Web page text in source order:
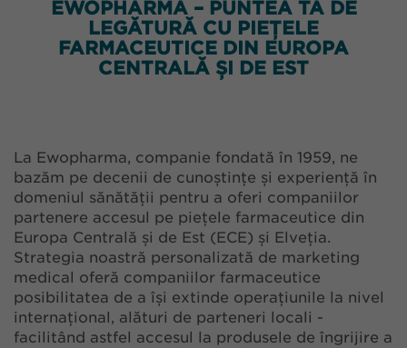
EWOPHARMA – PUNTEA TA DE
LEGĂTURĂ CU PIEȚELE
FARMACEUTICE DIN EUROPA
CENTRALĂ ȘI DE EST
La Ewopharma, companie fondată în 1959, ne
bazăm pe decenii de cunoștințe și experiență în
domeniul sănătății pentru a oferi companiilor
partenere accesul pe piețele farmaceutice din
Europa Centrală și de Est (ECE) și Elveția.
Strategia noastră personalizată de marketing
medical oferă companiilor farmaceutice
posibilitatea de a își extinde operațiunile la nivel
internațional, alături de parteneri locali -
facilitând astfel accesul la produsele de îngrijire a